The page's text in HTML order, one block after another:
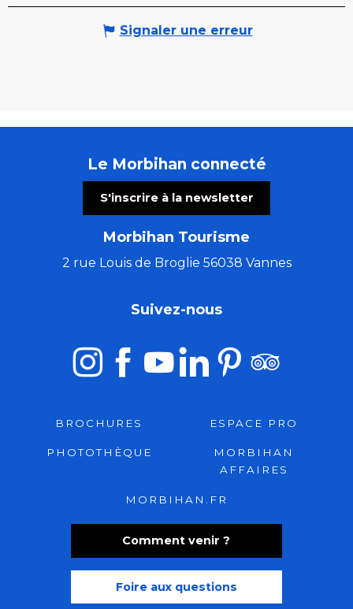
Signaler une erreur
Le Morbihan connecté
S'inscrire à la newsletter
Morbihan Tourisme
2 rue Louis de Broglie 56038 Vannes
Comment venir ?
Foire aux questions
Suivez-nous
BROCHURES ESPACE PRO
PHOTOTHÈQUE
MORBIHAN
AFFAIRES
MORBIHAN.FR